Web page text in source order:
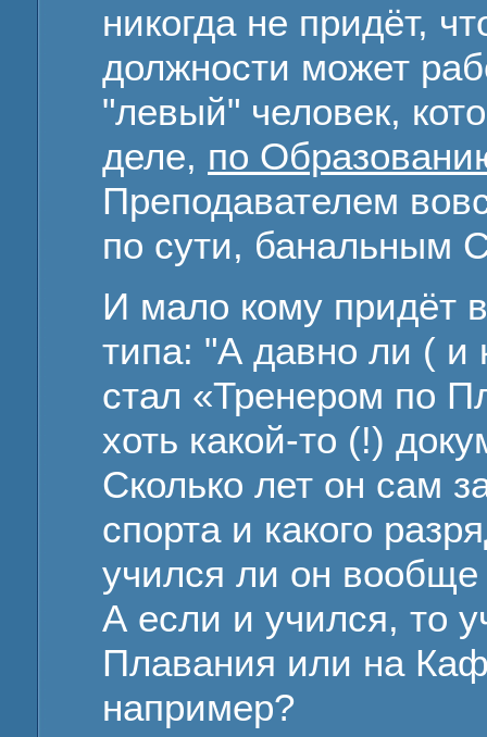
никогда не придёт,
должности может
"левый" человек,
деле, по
Преподавателем
по сути, банальным
И мало кому придёт
типа: "А давно ли ( и
стал «Тренером по
хоть какой-то (!)
Сколько лет он сам
спорта и какого
учился ли он вообще
А если и учился, то
Плавания или на
например?